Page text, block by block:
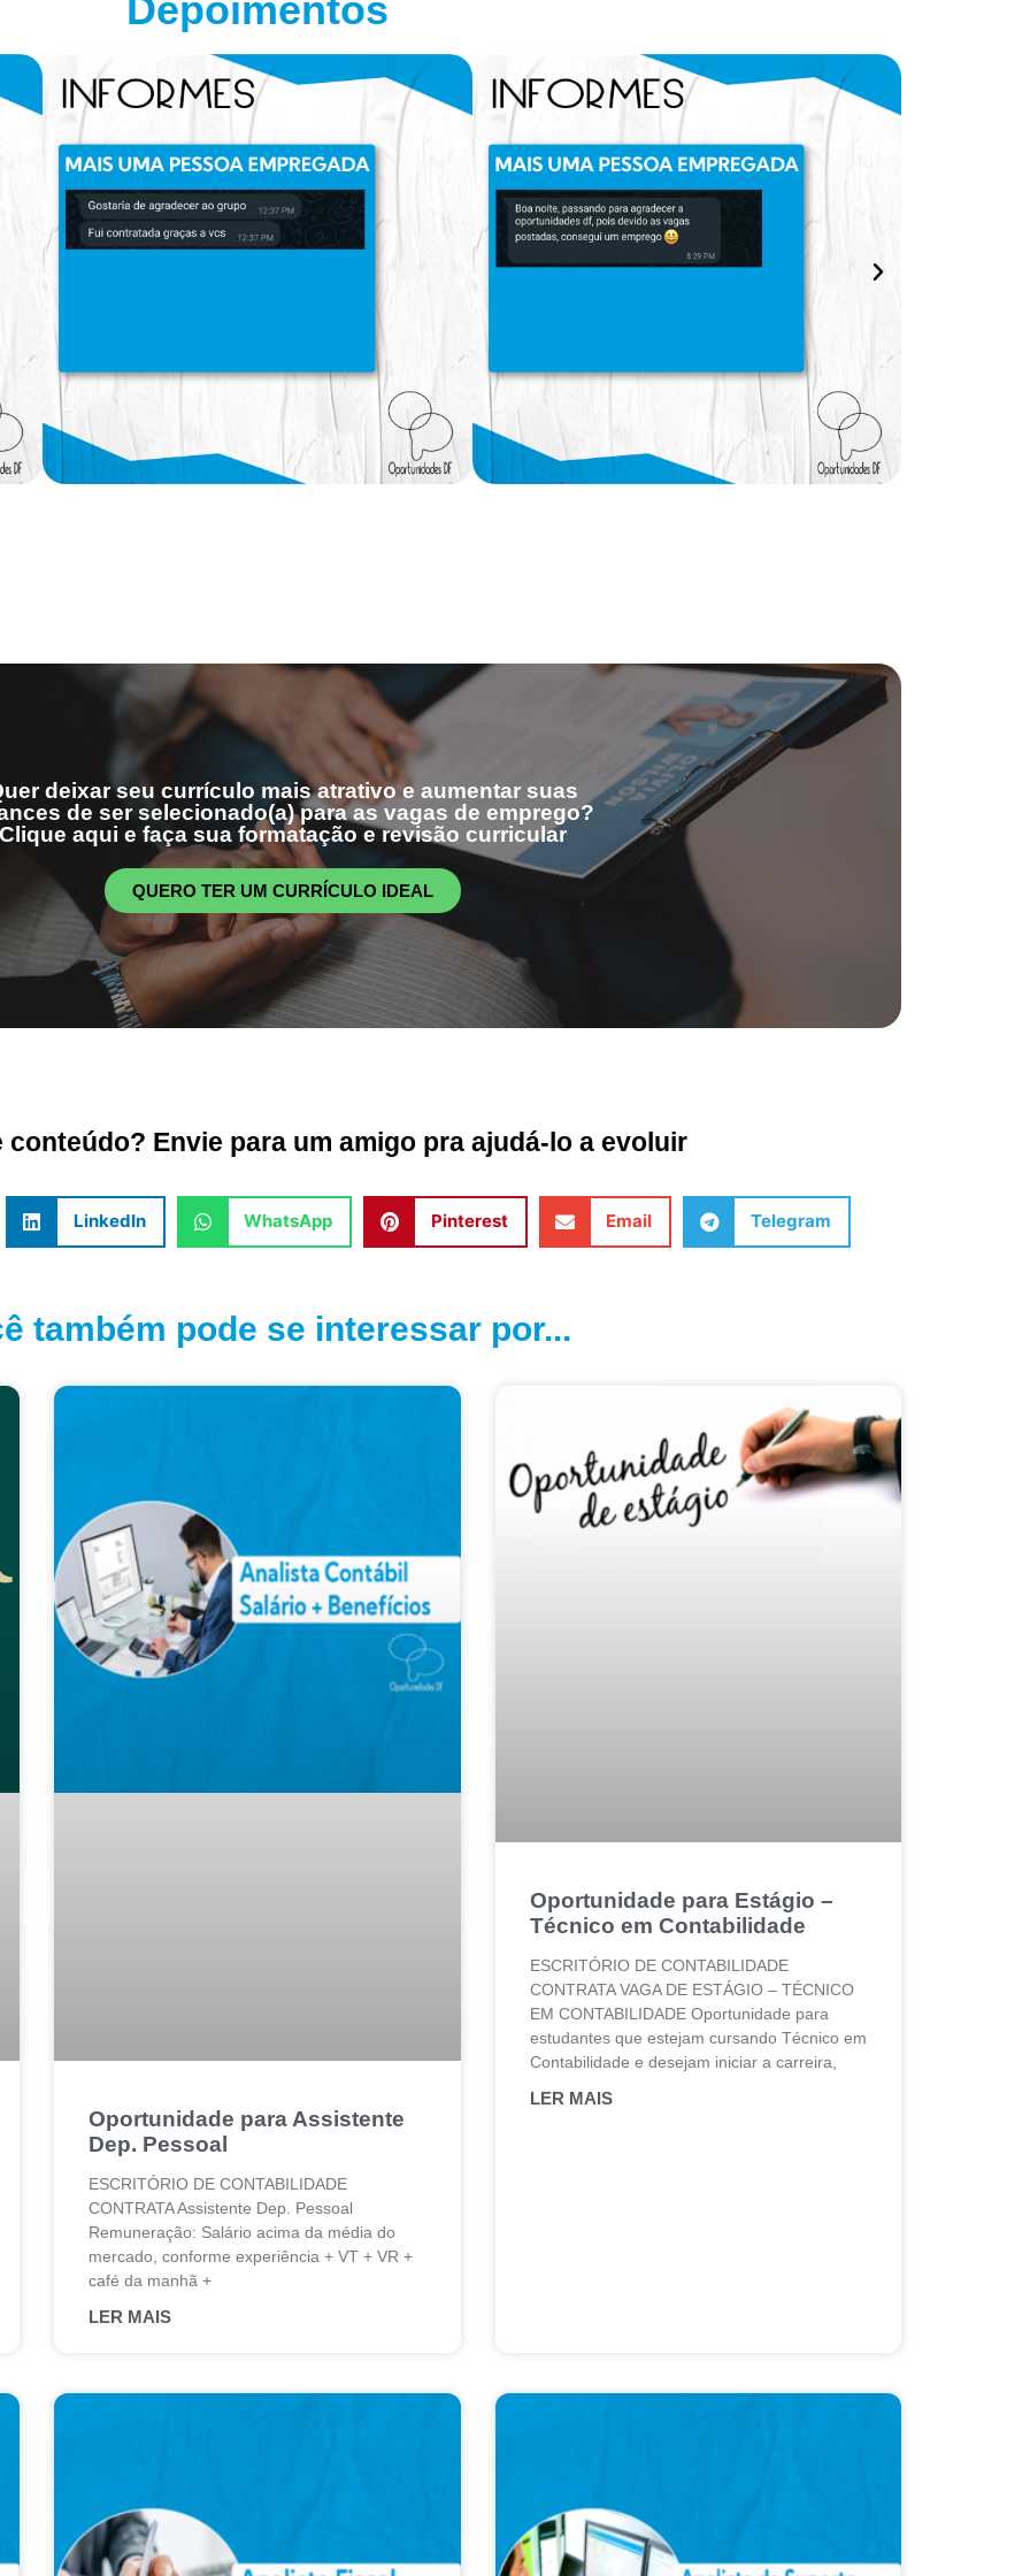
Depoimentos
deixar seu currículo mais atrativo e aumentar suas
de ser selecionado(a) para as vagas de emprego?
aqui e faça sua formatação e revisão curricular
QUERO TER UM CURRÍCULO IDEAL
conteúdo? Envie para um amigo pra ajudá-lo a evoluir
LinkedIn WhatsApp Pinterest Email Telegram
também pode se interessar por...
Oportunidade para Assistente
Dep. Pessoal
ESCRITÓRIO DE CONTABILIDADE
CONTRATA Assistente Dep. Pessoal
Remuneração: Salário acima da média do
mercado, conforme experiência + VT + VR +
café da manhã +
LER MAIS
Oportunidade para Estágio –
Técnico em Contabilidade
ESCRITÓRIO DE CONTABILIDADE
CONTRATA VAGA DE ESTÁGIO – TÉCNICO
EM CONTABILIDADE Oportunidade para
estudantes que estejam cursando Técnico em
Contabilidade e desejam iniciar a carreira,
LER MAIS